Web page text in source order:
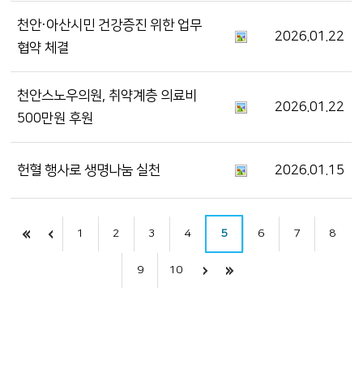
천안·아산시민 건강증진 위한 업무
협약 체결
2026.01.22
천안스노우의원, 취약계층 의료비
500만원 후원
2026.01.22
헌혈 행사로 생명나눔 실천 2026.01.15
1 2 3 4 5 6 7 8
9 10